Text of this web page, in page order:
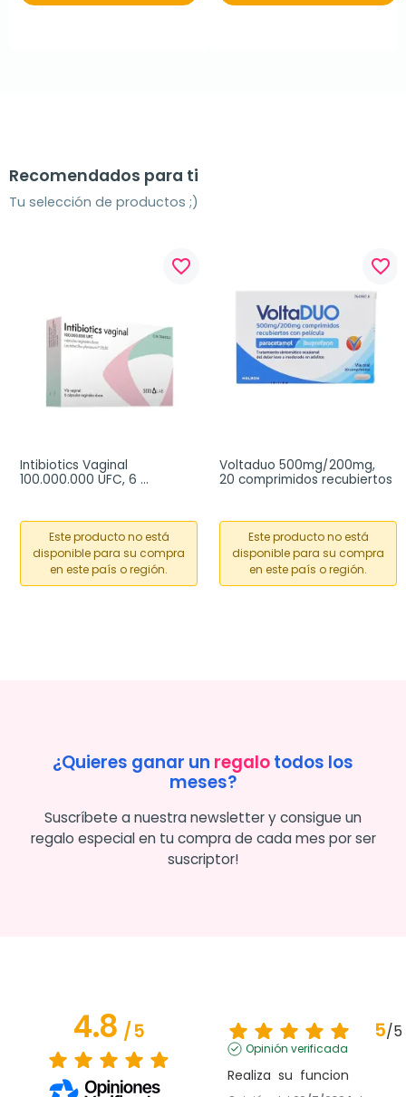
Recomendados para ti
Tu selección de productos ;)
favorite_border
Intibiotics Vaginal
100.000.000 UFC, 6
Este producto no está
disponible para su compra
en este país o región.
favorite_border
Voltaduo 500mg/200mg,
20 comprimidos recubiertos
Este producto no está
disponible para su compra
en este país o región.
¿Quieres ganar un regalotodos los
meses?
Suscríbete a nuestra newsletter y consigue un
regalo especial en tu compra de cada mes por ser
suscriptor!
4.8/5 5/5
Opinión verificada
Realiza  su  funcion